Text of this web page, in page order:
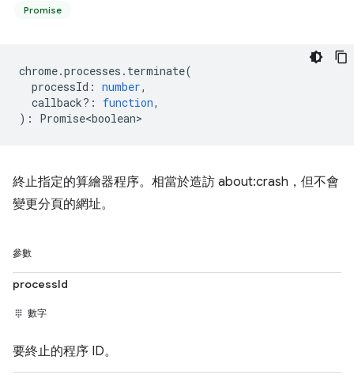
Promise
chrome.processes . terminate(
processId : number,
callback? : function,
) : Promise<boolean>
終止指定的算繪器程序。相當於造訪 about:crash，但不會
變更分頁的網址。
參數
processId
數字
要終止的程序 ID。